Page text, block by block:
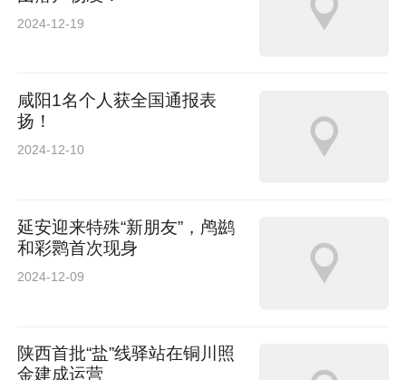
2024-12-19
咸阳1名个人获全国通报表
扬！
2024-12-10
延安迎来特殊“新朋友”，鸬鹚
和彩鹮首次现身
2024-12-09
陕西首批“盐”线驿站在铜川照
金建成运营